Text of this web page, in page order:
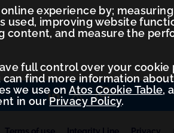
experience by;
used, improving website
content, and measure the
full control over your
find more information
we use onAtos Cookie Table,
in ourPrivacy Policy.